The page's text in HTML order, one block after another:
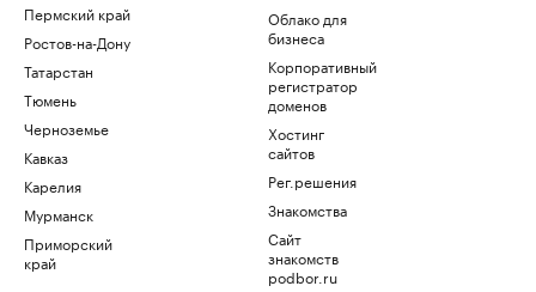
Пермский край
Ростов-на-Дону
Татарстан
Тюмень
Черноземье
Кавказ
Карелия
Мурманск
Приморский
край
Облако для
бизнеса
Корпоративный
регистратор
доменов
Хостинг
сайтов
Рег.решения
Знакомства
Сайт
знакомств
podbor.ru